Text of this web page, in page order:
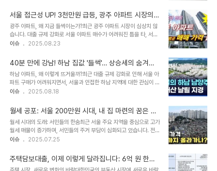
며 전세 시장의 과열을 실감하게 ..
가 줄어들고, 비수도권 지역까지 대출이 막히는 사례가 늘면서, 3억
원 전세 대출을 꿈꾸던 많은 직장인들이 예상치 못한 난관에 직면하고
있습니다. 이러한 변화는 단순히 금리 인상 이상의 파급력을 가지고 있
으며, 실수요자들의 주거 계획에 직접적인 영향을 미치고 있습니다. 1
주택자, 전세 대출 한도 얼마나 줄었나?가장 큰 변화는 1주택자에 대한
의 전세 대출 한도를 ..
서울 접근성 UP! 3천만원 급등, 광주 아파트 시장의
놀라운 변화
광주 아파트, 왜 지금 들썩이는가?최근 광주 아파트 시장이 심상치 않
습니다. 대출 규제 강화로 서울 아파트 매수가 어려워진 틈을 타, 서울
접근성이 좋은 광주 지역으로 수요가 몰리고 있습니다. 한국부동산원
6월 28일 수도권 대출 규제 강화 이후로는 0.3%나 올랐습니다. 이
는 올해 전체 상승분(0.13%)을 훌쩍 뛰어넘는 수치입니다. 전문가들
은 6억원 이상 대출이 어려워지면서 서울 외곽보다는 광주와 같은 수
도권 지역을 찾는 수요가 증가했다고 분석합니다. 급등하는 매매가, 그
배경은?광주 지역 아파트 매매가는 가파르게 상승하고 있습니다. 양벌
3200만원에 거래되었는데..
이슈 2025.08.23
40분 만에 강남! 하남 집값 '들썩'… 상승세의 숨겨진
비밀
하남 아파트, 왜 이렇게 뜨거울까?최근 대출 규제 강화로 인해 서울 아
파트 구매가 어려워지면서, 서울과 인접한 하남 지역에 대한 관심이 쏠
리고 있습니다. 특히, 하남 아파트값과 전셋값이 가파르게 상승하며,
은 단순히 일시적인 유행이 아닌, 다양한 요인들이 복합적으로 작용한
결과입니다. 하남 아파트값, 숨 가쁜 상승세한국부동산원 발표에 따르
면, 하남 아파트값은 8월 둘째 주에 0.14% 상승했습니다. 이는 대출
규제가 강화된 6월 28일 이후 0.8% 상승한 결과이며, 올해 상승분
(2.0%)의 상당 부분을 차지합니다. 이러한 상승세는 하남 지역의 매
시너지를 낸 결과로 ..
이슈 2025.08.18
월세 공포: 서울 200만원 시대, 내 집 마련의 꿈은 멀
어지는가?
월세 시대의 도래: 서민들의 한숨최근 서울 주요 지역을 중심으로 고가
월세 매물이 증가하며, 서민들의 주거 부담이 심화되고 있습니다. 전세
품귀 현상과 각종 규제로 인해 전세의 월세화가 가속화되면서, 월세는
실적인 과제가 되었습니다. 특히, 수도권 외곽 지역에서도 월세 200
만원을 넘어서는 사례가 속출하며, 내 집 마련의 꿈은 더욱 멀어지고
이슈 2025.07.25
주택담보대출, 이제 이렇게 달라집니다: 6억 원 한도,
6개월 내 전입 의무!